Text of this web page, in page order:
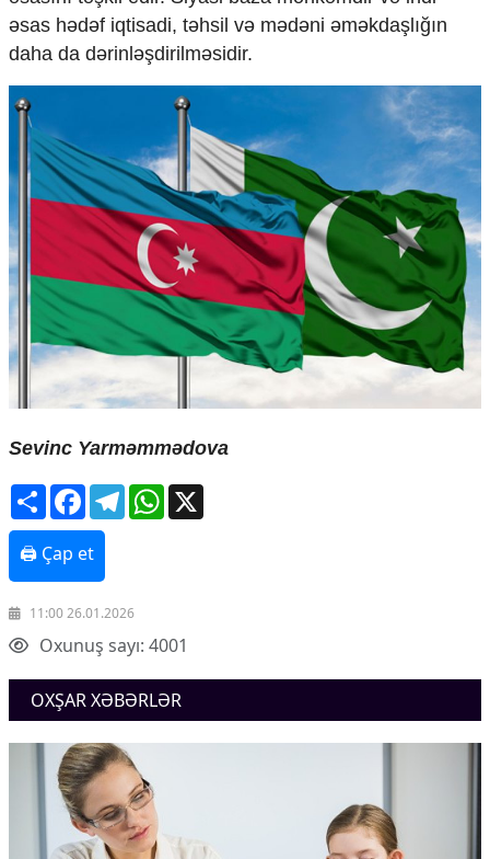
əsas hədəf iqtisadi, təhsil və mədəni əməkdaşlığın
daha da dərinləşdirilməsidir.
Sevinc Yarməmmədova
ShareFacebookTelegramWhatsApp
🖨 Çap et
11:00 26.01.2026
Oxunuş sayı: 4001
OXŞAR XƏBƏRLƏR